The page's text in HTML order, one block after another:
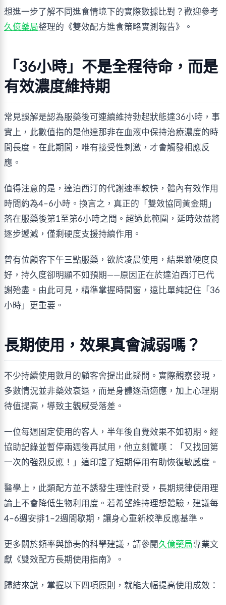
想進一步了解不同進食情境下的實際數據比對？歡迎參考
久億藥局整理的《雙效配方進食策略實測報告》。
「36小時」不是全程待命，而是
有效濃度維持期
常見誤解是認為服藥後可連續維持勃起狀態達36小時，事
實上，此數值指的是他達那非在血液中保持治療濃度的時
間長度。在此期間，唯有接受性刺激，才會觸發相應反
應。
值得注意的是，達泊西汀的代謝速率較快，體內有效作用
時間約為4–6小時。換言之，真正的「雙效協同黃金期」
落在服藥後第1至第6小時之間。超過此範圍，延時效益將
逐步遞減，僅剩硬度支援持續作用。
曾有位顧客下午三點服藥，欲於凌晨使用，結果雖硬度良
好，持久度卻明顯不如預期——原因正在於達泊西汀已代
謝殆盡。由此可見，精準掌握時間窗，遠比單純記住「36
小時」更重要。
長期使用，效果真會減弱嗎？
不少持續使用數月的顧客會提出此疑問。實際觀察發現，
多數情況並非藥效衰退，而是身體逐漸適應，加上心理期
待值提高，導致主觀感受落差。
一位每週固定使用的客人，半年後自覺效果不如初期。經
協助記錄並暫停兩週後再試用，他立刻驚嘆：「又找回第
一次的強烈反應！」這印證了短期停用有助恢復敏感度。
醫學上，此類配方並不誘發生理性耐受，長期規律使用理
論上不會降低生物利用度。若希望維持理想體驗，建議每
4–6週安排1–2週間歇期，讓身心重新校準反應基準。
更多關於頻率與節奏的科學建議，請參閱久億藥局專業文
獻《雙效配方長期使用指南》。
歸結來說，掌握以下四項原則，就能大幅提高使用成效：